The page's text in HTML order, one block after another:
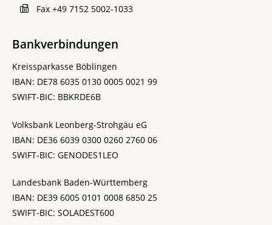
Fax +49 7152 5002-1033
Bankverbindungen
Kreissparkasse Böblingen
IBAN: DE78 6035 0130 0005 0021 99
SWIFT-BIC: BBKRDE6B
Volksbank Leonberg-Strohgäu eG
IBAN: DE36 6039 0300 0260 2760 06
SWIFT-BIC: GENODES1LEO
Landesbank Baden-Württemberg
IBAN: DE39 6005 0101 0008 6850 25
SWIFT-BIC: SOLADEST600